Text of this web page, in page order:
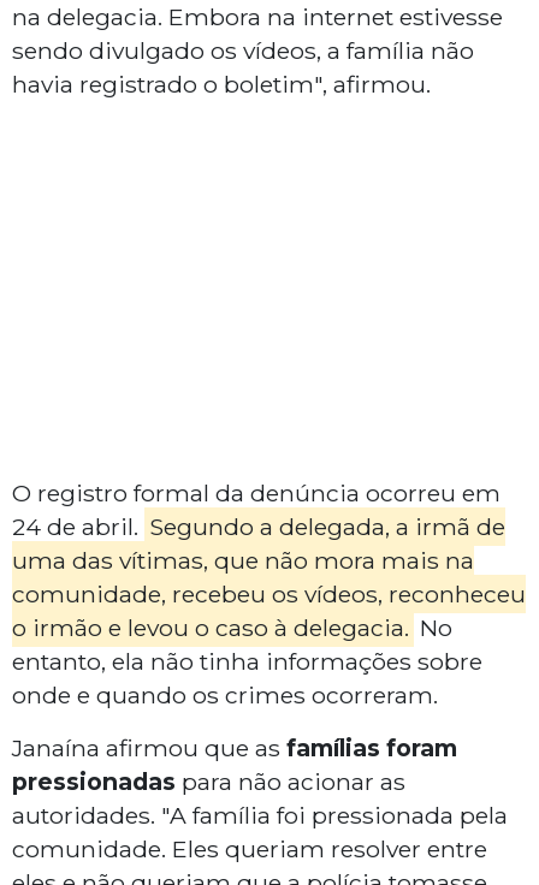
na delegacia. Embora na internet estivesse
sendo divulgado os vídeos, a família não
havia registrado o boletim", afirmou.
O registro formal da denúncia ocorreu em
24 de abril. Segundo a delegada, a irmã de
uma das vítimas, que não mora mais na
comunidade, recebeu os vídeos, reconheceu
o irmão e levou o caso à delegacia. No
entanto, ela não tinha informações sobre
onde e quando os crimes ocorreram.
Janaína afirmou que as famílias foram
pressionadas para não acionar as
autoridades. "A família foi pressionada pela
comunidade. Eles queriam resolver entre